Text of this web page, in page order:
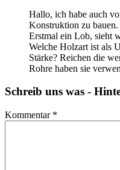
Hallo, ich habe auch
Konstruktion zu bauen.
Erstmal ein Lob, sieht
Welche Holzart ist als
Stärke? Reichen die
Rohre haben sie
Schreib uns was -
Kommentar *